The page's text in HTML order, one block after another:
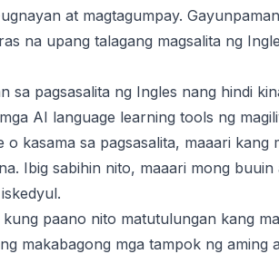
at magtagumpay.
na upang talagang magsalita ng
sa pagsasalita ng Ingles nang hindi
AI language learning tools ng
kasama sa pagsasalita, maaari kang
Ibig sabihin nito, maaari mong buuin
paano nito matutulungan kang
makabagong mga tampok ng aming